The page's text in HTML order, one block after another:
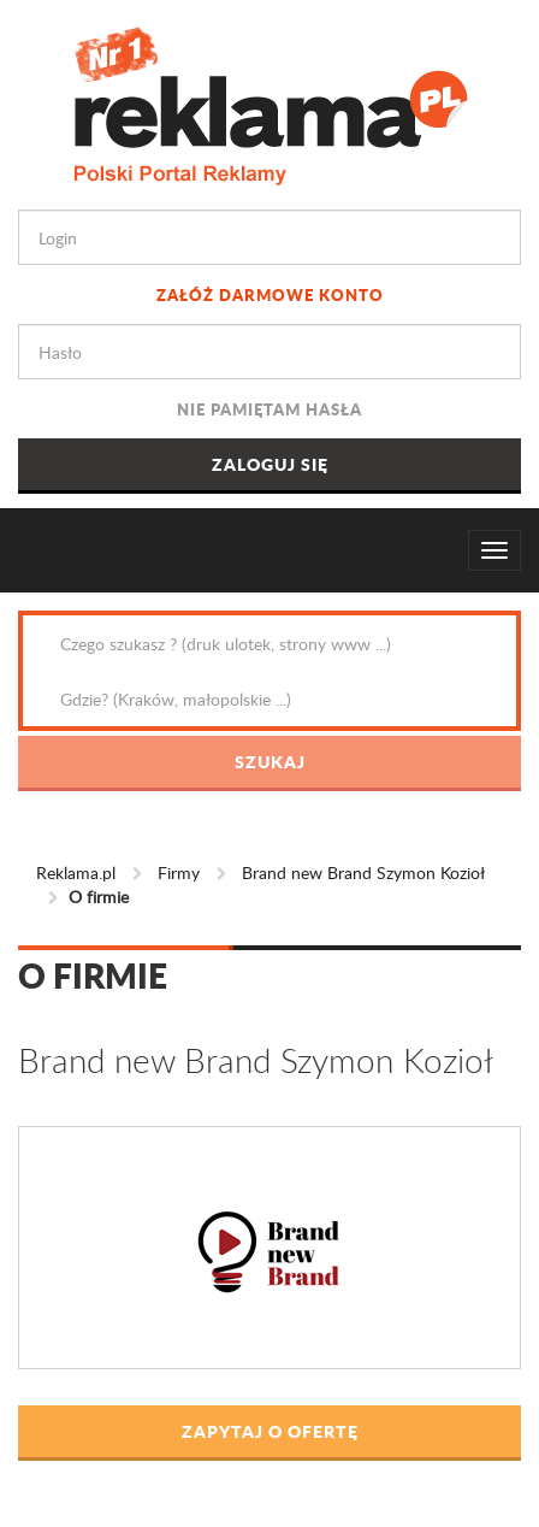
ZAŁÓŻ DARMOWE KONTO
NIE PAMIĘTAM HASŁA
Reklama.pl Firmy
Brand new Brand Szymon Kozioł
O firmie
O FIRMIE
Brand new Brand Szymon Kozioł
ZAPYTAJ O OFERTĘ